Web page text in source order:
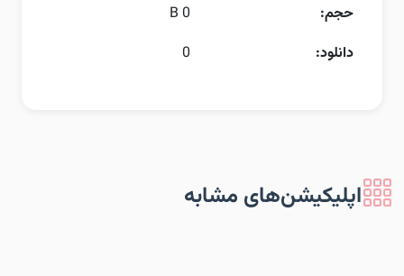
حجم:
0 B
دانلود:
0
اپلیکیشن‌های مشابه